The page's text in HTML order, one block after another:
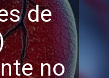
de
no